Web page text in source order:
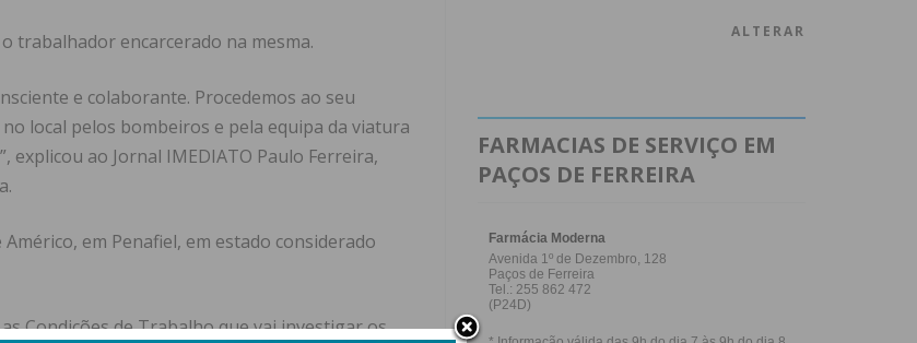
trabalhador encarcerado na mesma.
e colaborante. Procedemos ao seu
local pelos bombeiros e pela equipa da viatura
explicou ao Jornal IMEDIATO Paulo Ferreira,
em Penafiel, em estado considerado
Condições de Trabalho que vai investigar os
ALTERAR
FARMACIAS DE SERVIÇO EM
PAÇOS DE FERREIRA